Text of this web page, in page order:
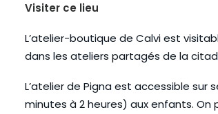
Visiter ce lieu
L’atelier-boutique de Calvi est
dans les ateliers partagés de la
L’atelier de Pigna est accessible sur
minutes à 2 heures) aux enfants. On